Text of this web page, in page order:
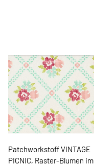
Patchworkstoff VINTAGE
PICNIC, Raster-Blumen im